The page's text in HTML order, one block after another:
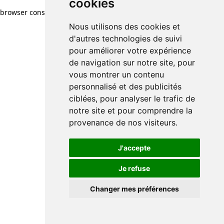
cookies
Nous utilisons des cookies et
d'autres technologies de suivi
pour améliorer votre expérience
de navigation sur notre site, pour
vous montrer un contenu
personnalisé et des publicités
ciblées, pour analyser le trafic de
notre site et pour comprendre la
provenance de nos visiteurs.
J'accepte
Je refuse
Changer mes préférences
browser console for more information)